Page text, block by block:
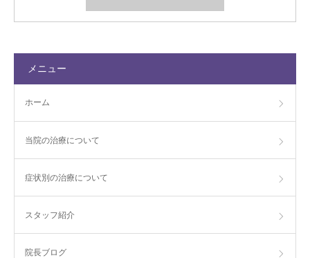
メニュー
ホーム
当院の治療について
症状別の治療について
スタッフ紹介
院長ブログ